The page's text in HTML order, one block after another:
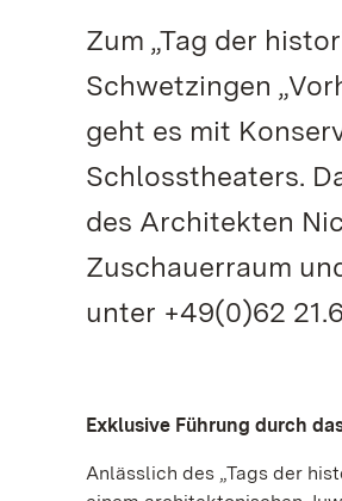
Zum „Tag der
Schwetzingen
geht es mit
Schlosstheaters.
des Architekten
Zuschauerraum
unter +49(0)62
Exklusive Führung durch
Anlässlich des „Tags der